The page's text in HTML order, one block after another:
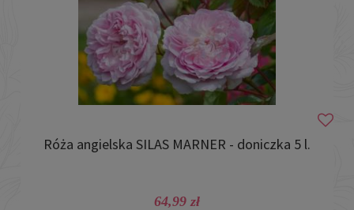
Róża angielska SILAS MARNER - doniczka 5 l.
64,99 zł